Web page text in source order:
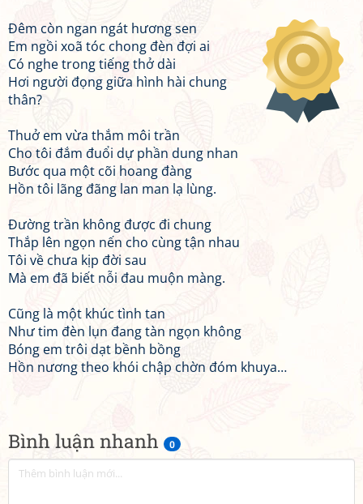
Bình luận nhanh 0
Đêm còn ngan ngát hương sen
Em ngồi xoã tóc chong đèn đợi ai
Có nghe trong tiếng thở dài
Hơi người đọng giữa hình hài chung
thân?
Thuở em vừa thắm môi trần
Cho tôi đắm đuổi dự phần dung nhan
Bước qua một cõi hoang đàng
Hồn tôi lãng đãng lan man lạ lùng.
Đường trần không được đi chung
Thắp lên ngọn nến cho cùng tận nhau
Tôi về chưa kịp đời sau
Mà em đã biết nỗi đau muộn màng.
Cũng là một khúc tình tan
Như tim đèn lụn đang tàn ngọn không
Bóng em trôi dạt bềnh bồng
Hồn nương theo khói chập chờn đóm khuya…